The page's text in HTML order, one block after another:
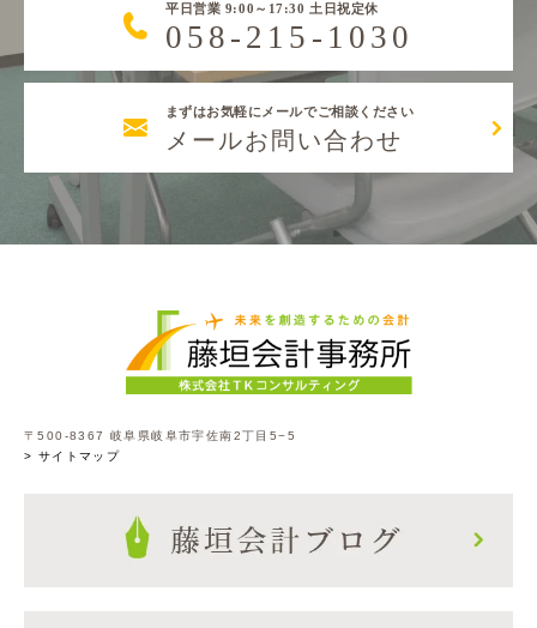
平日営業 9:00～17:30 土日祝定休
058-215-1030
まずはお気軽にメールでご相談ください
メールお問い合わせ
〒500-8367 岐阜県岐阜市宇佐南2丁目5−5
> サイトマップ